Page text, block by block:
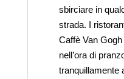
sbirciare in
strada. I
Caffè Van
nell’ora di
tranquillamente